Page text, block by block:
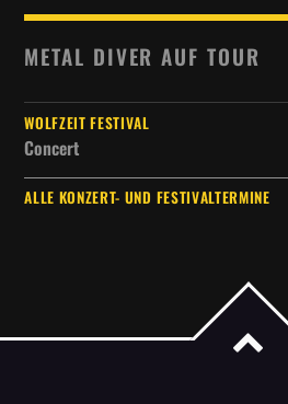
METAL DIVER AUF TOUR
WOLFZEIT FESTIVAL
Concert
ALLE KONZERT- UND FESTIVALTERMINE